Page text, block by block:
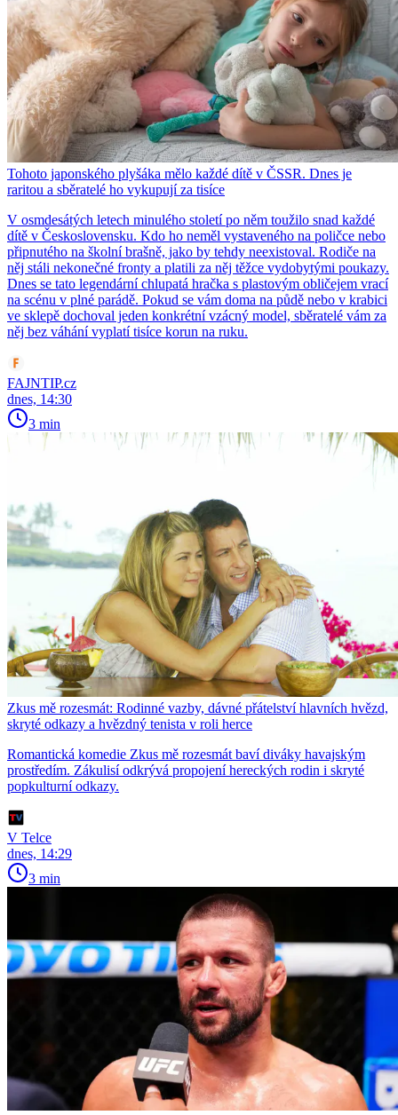
Tohoto japonského plyšáka mělo každé dítě v ČSSR. Dnes je
raritou a sběratelé ho vykupují za tisíce
V osmdesátých letech minulého století po něm toužilo snad každé
dítě v Československu. Kdo ho neměl vystaveného na poličce nebo
připnutého na školní brašně, jako by tehdy neexistoval. Rodiče na
něj stáli nekonečné fronty a platili za něj těžce vydobytými poukazy.
Dnes se tato legendární chlupatá hračka s plastovým obličejem vrací
na scénu v plné parádě. Pokud se vám doma na půdě nebo v krabici
ve sklepě dochoval jeden konkrétní vzácný model, sběratelé vám za
něj bez váhání vyplatí tisíce korun na ruku.
FAJNTIP.cz
dnes, 14:30
3 min
Zkus mě rozesmát: Rodinné vazby, dávné přátelství hlavních hvězd,
skryté odkazy a hvězdný tenista v roli herce
Romantická komedie Zkus mě rozesmát baví diváky havajským
prostředím. Zákulisí odkrývá propojení hereckých rodin i skryté
popkulturní odkazy.
V Telce
dnes, 14:29
3 min